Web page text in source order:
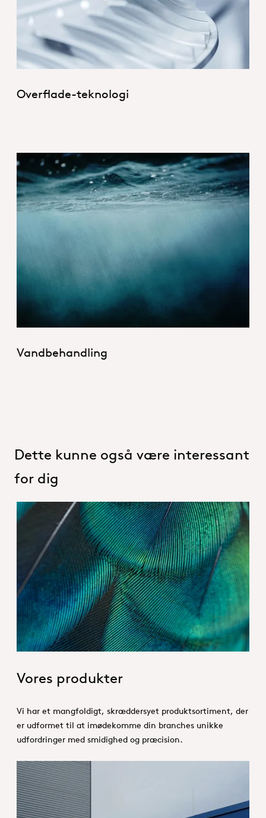
Overflade-teknologi
1_Hero_Water_Treatment
Vandbehandling
Dette kunne også være interessant
for dig
Hero_Our products
Vores produkter
Vi har et mangfoldigt, skræddersyet produktsortiment, der
er udformet til at imødekomme din branches unikke
udfordringer med smidighed og præcision.